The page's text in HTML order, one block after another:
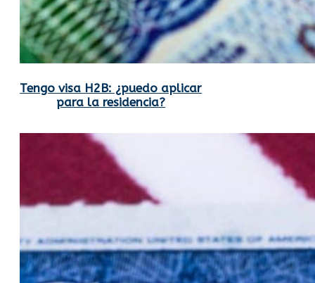
Tengo visa H2B: ¿puedo aplicar
para la residencia?